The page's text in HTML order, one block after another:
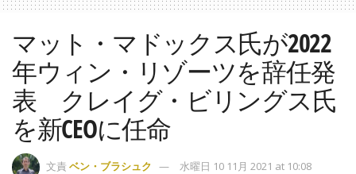
マット・マドックス氏が2022
年ウィン・リゾーツを辞任発
表 クレイグ・ビリングス氏
を新CEOに任命
文責 ベン・ブラシュク 水曜日 10 11月 2021 at 10:08